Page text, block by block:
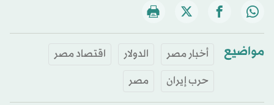
مواضيع أخبار مصر الدولار
اقتصاد مصر
حرب إيران
مصر